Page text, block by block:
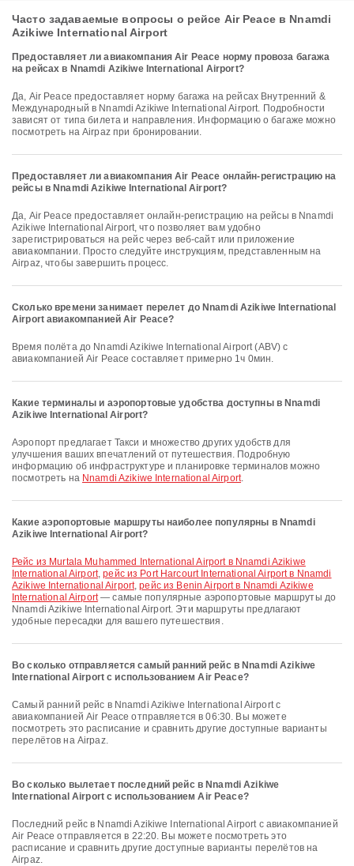
Часто задаваемые вопросы о рейсе Air Peace в Nnamdi
Azikiwe International Airport
Предоставляет ли авиакомпания Air Peace норму провоза багажа
на рейсах в Nnamdi Azikiwe International Airport?
Да, Air Peace предоставляет норму багажа на рейсах Внутренний &
Международный в Nnamdi Azikiwe International Airport. Подробности
зависят от типа билета и направления. Информацию о багаже можно
посмотреть на Airpaz при бронировании.
Предоставляет ли авиакомпания Air Peace онлайн-регистрацию на
рейсы в Nnamdi Azikiwe International Airport?
Да, Air Peace предоставляет онлайн-регистрацию на рейсы в Nnamdi
Azikiwe International Airport, что позволяет вам удобно
зарегистрироваться на рейс через веб-сайт или приложение
авиакомпании. Просто следуйте инструкциям, представленным на
Airpaz, чтобы завершить процесс.
Сколько времени занимает перелет до Nnamdi Azikiwe International
Airport авиакомпанией Air Peace?
Время полёта до Nnamdi Azikiwe International Airport (ABV) с
авиакомпанией Air Peace составляет примерно 1ч 0мин.
Какие терминалы и аэропортовые удобства доступны в Nnamdi
Azikiwe International Airport?
Аэропорт предлагает Такси и множество других удобств для
улучшения ваших впечатлений от путешествия. Подробную
информацию об инфраструктуре и планировке терминалов можно
посмотреть на Nnamdi Azikiwe International Airport.
Какие аэропортовые маршруты наиболее популярны в Nnamdi
Azikiwe International Airport?
рейс из Murtala Muhammed International Airport в Nnamdi Azikiwe
International Airport,рейс из Port Harcourt International Airport в Nnamdi
Azikiwe International Airport,рейс из Benin Airport в Nnamdi Azikiwe
International Airport— самые популярные аэропортовые маршруты до
Nnamdi Azikiwe International Airport. Эти маршруты предлагают
удобные пересадки для вашего путешествия.
Во сколько отправляется самый ранний рейс в Nnamdi Azikiwe
International Airport с использованием Air Peace?
Самый ранний рейс в Nnamdi Azikiwe International Airport с
авиакомпанией Air Peace отправляется в 06:30. Вы можете
посмотреть это расписание и сравнить другие доступные варианты
перелётов на Airpaz.
Во сколько вылетает последний рейс в Nnamdi Azikiwe
International Airport с использованием Air Peace?
Последний рейс в Nnamdi Azikiwe International Airport с авиакомпанией
Air Peace отправляется в 22:20. Вы можете посмотреть это
расписание и сравнить другие доступные варианты перелётов на
Airpaz.